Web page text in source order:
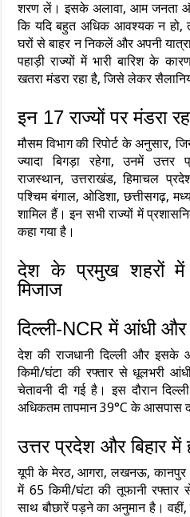
शरण लें। इसके अलावा, आम जनता
कि यदि बहुत अधिक आवश्यक न हो,
घरों से बाहर न निकलें और अपनी
पहाड़ी राज्यों में भारी बारिश के
खतरा मंडरा रहा है, जिसे लेकर
इन 17 राज्यों पर मंडरा
मौसम विभाग की रिपोर्ट के अनुसार,
ज्यादा बिगड़ा रहेगा, उनमें उत्तर
राजस्थान, उत्तराखंड, हिमाचल
पश्चिम बंगाल, ओडिशा, छत्तीसगढ़,
शामिल हैं। इन सभी राज्यों में
कहा गया है।
देश के प्रमुख शहरों में
मिजाज
दिल्ली-NCR में आंधी और
देश की राजधानी दिल्ली और
किमी/घंटा की रफ्तार से धूलभरी
चेतावनी दी गई है। इस दौरान
अधिकतम तापमान 39°C के आसपास
उत्तर प्रदेश और बिहार में
यूपी के मेरठ, आगरा, लखनऊ, कानपुर
में 65 किमी/घंटा की तूफानी
साथ बौछारें पड़ने का अनुमान है। वहीं,